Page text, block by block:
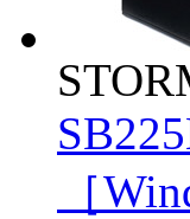
［